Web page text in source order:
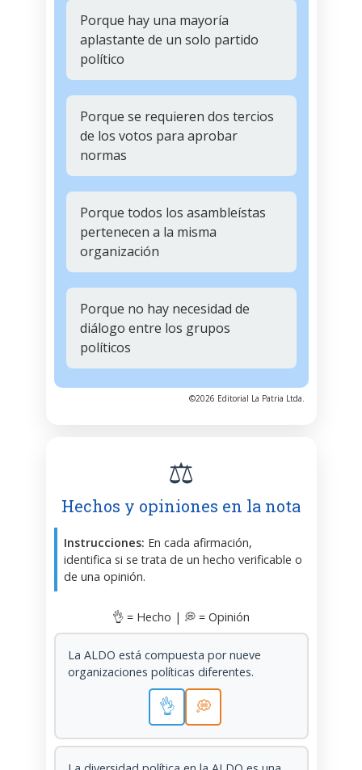
Porque hay una mayoría
aplastante de un solo partido
político
Porque se requieren dos tercios
de los votos para aprobar
normas
Porque todos los asambleístas
pertenecen a la misma
organización
Porque no hay necesidad de
diálogo entre los grupos
políticos
©2026 Editorial La Patria Ltda.
⚖️
Hechos y opiniones en la nota
Instrucciones: En cada afirmación,
identifica si se trata de un hecho verificable o
de una opinión.
👌 = Hecho | 💭 = Opinión
La ALDO está compuesta por nueve
organizaciones políticas diferentes.
👌 💭